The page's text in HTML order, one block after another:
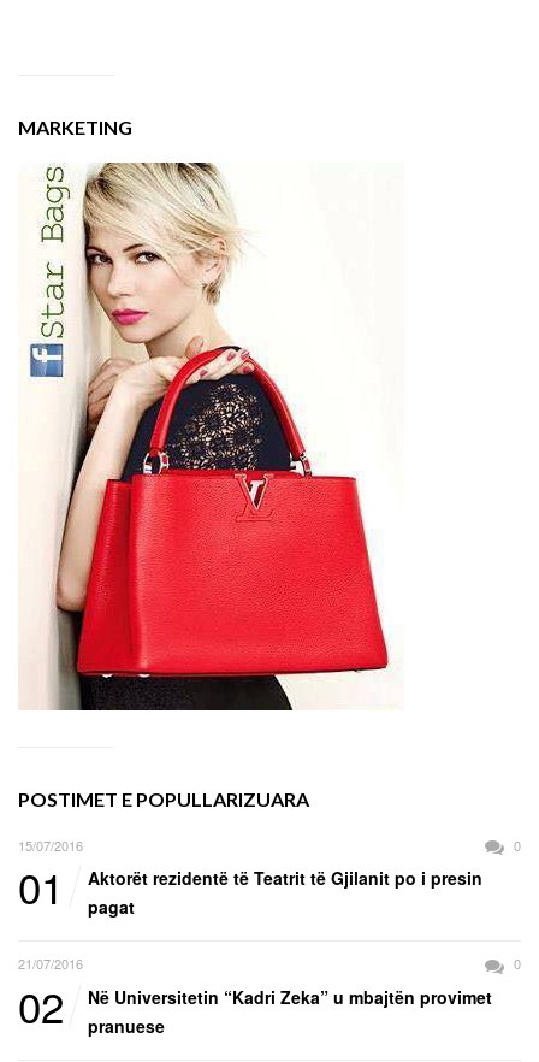
MARKETING
POSTIMET E POPULLARIZUARA
15/07/2016 0
01
Aktorët rezidentë të Teatrit të Gjilanit po i presin
pagat
21/07/2016 0
02
Në Universitetin “Kadri Zeka” u mbajtën provimet
pranuese